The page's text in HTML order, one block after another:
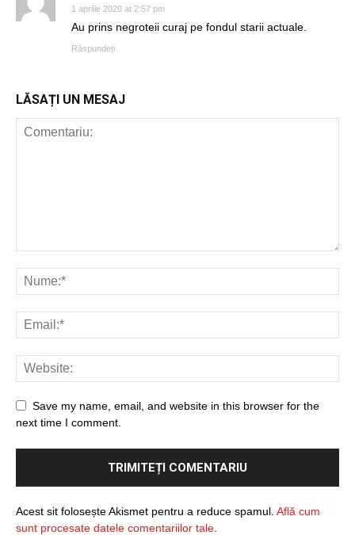
1 aprilie 2020 at 2:57 pm
Au prins negroteii curaj pe fondul starii actuale.
Răspundeți
LĂSAȚI UN MESAJ
Save my name, email, and website in this browser for the
next time I comment.
Acest sit folosește Akismet pentru a reduce spamul. Află cum
sunt procesate datele comentariilor tale